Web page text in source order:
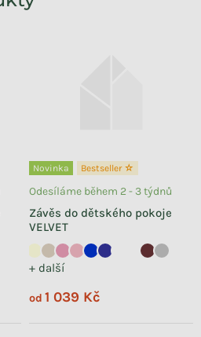
Novinka Bestseller ☆
Závěs do dětského pokoje
VELVET
+ další
Odesíláme během 2 - 3 týdnů
od 1 039 Kč